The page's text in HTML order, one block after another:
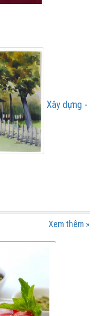
Xây dựng -
Xem thêm »